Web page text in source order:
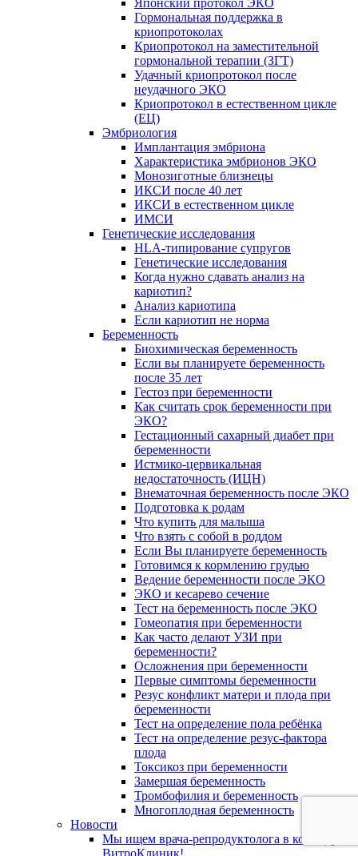
Японский протокол ЭКО
Гормональная поддержка в
криопротоколах
Криопротокол на заместительной
гормональной терапии (ЗГТ)
Удачный криопротокол после
неудачного ЭКО
Криопротокол в естественном цикле
(ЕЦ)
Эмбриология
Имплантация эмбриона
Характеристика эмбрионов ЭКО
Монозиготные близнецы
ИКСИ после 40 лет
ИКСИ в естественном цикле
ИМСИ
Генетические исследования
HLA-типирование супругов
Генетические исследования
Когда нужно сдавать анализ на
кариотип?
Анализ кариотипа
Если кариотип не норма
Беременность
Биохимическая беременность
Если вы планируете беременность
после 35 лет
Гестоз при беременности
Как считать срок беременности при
ЭКО?
Гестационный сахарный диабет при
беременности
Истмико-цервикальная
недостаточность (ИЦН)
Внематочная беременность после ЭКО
Подготовка к родам
Что купить для малыша
Что взять с собой в роддом
Если Вы планируете беременность
Готовимся к кормлению грудью
Ведение беременности после ЭКО
ЭКО и кесарево сечение
Тест на беременность после ЭКО
Гомеопатия при беременности
Как часто делают УЗИ при
беременности?
Осложнения при беременности
Первые симптомы беременности
Резус конфликт матери и плода при
беременности
Тест на определение пола ребёнка
Тест на определение резус-фактора
плода
Токсикоз при беременности
Замершая беременность
Тромбофилия и беременность
Многоплодная беременность
Новости
Мы ищем врача-репродуктолога в команду